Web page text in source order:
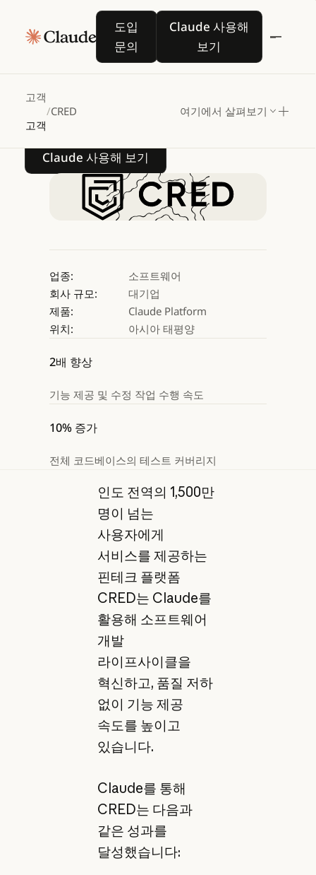
도입
문의
도입 문의
Claude 사용해
보기
Claude 사용해 보기
고객
고객
/CRED 여기에서 살펴보기
CRED는Claude로
핀테크 개발
워크플로우를
가속화하고
있습니다
Claude 사용해 보기
Claude 사용해 보기
업종:
소프트웨어
회사 규모:
대기업
제품:
Claude Platform
위치:
아시아 태평양
2배 향상
기능 제공 및 수정 작업 수행 속도
10% 증가
전체 코드베이스의 테스트 커버리지
인도 전역의 1,500만
명이 넘는
사용자에게
서비스를 제공하는
핀테크 플랫폼
CRED는 Claude를
활용해 소프트웨어
개발
라이프사이클을
혁신하고, 품질 저하
없이 기능 제공
속도를 높이고
있습니다.
Claude를 통해
CRED는 다음과
같은 성과를
달성했습니다: